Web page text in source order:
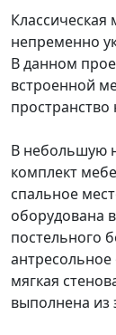
непременно
В данном
встроенной
В небольшую
комплект
спальное
оборудована
постельного
мягкая
выполнена из